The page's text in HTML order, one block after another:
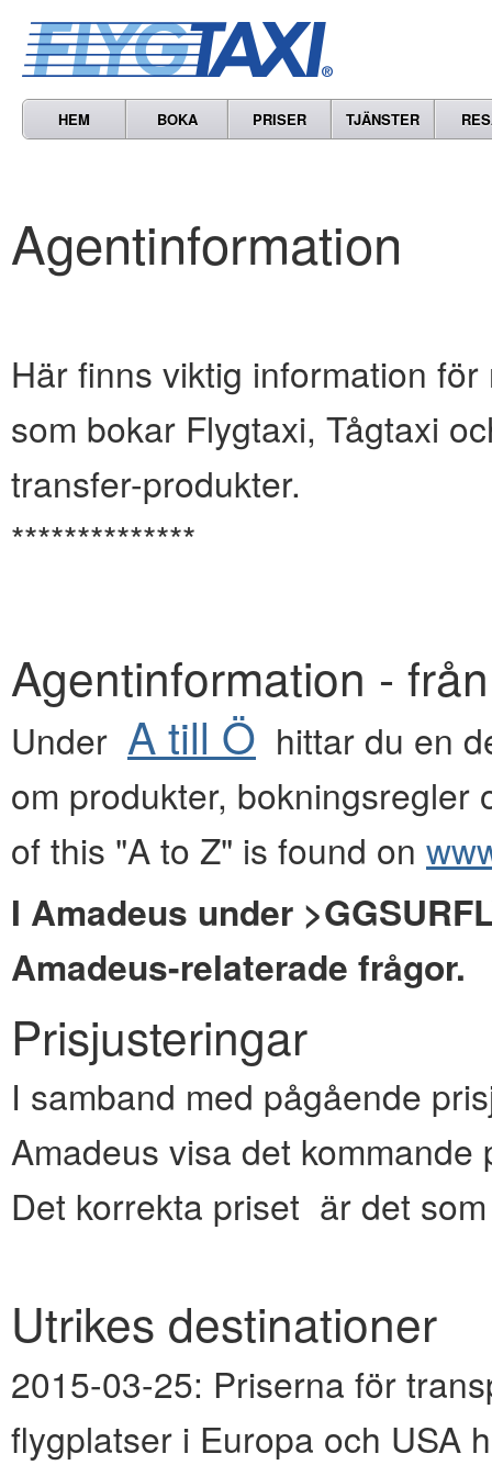
HEM BOKA PRISER TJÄNSTER
Agentinformation
Här finns viktig information
som bokar Flygtaxi, Tågtaxi
transfer-produkter.
**************
Agentinformation -
Under A till Ö hittar du en
om produkter, bokningsregler
of this "A to Z" is found on
I Amadeus under
Amadeus-relaterade frågor.
Prisjusteringar
I samband med pågående
Amadeus visa det
Det korrekta priset är det
Utrikes destinationer
2015-03-25: Priserna för
flygplatser i Europa och USA